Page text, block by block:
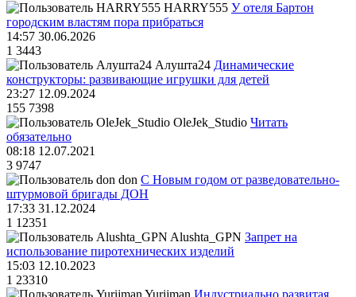
HARRY555 У отеля Бартон
городским властям пора прибраться
14:57 30.06.2026
1 3443
Алушта24 Динамические
конструкторы: развивающие игрушки для детей
23:27 12.09.2024
155 7398
OleJek_Studio Читать
обязательно
08:18 12.07.2021
3 9747
don С Новым годом от разведовательно-
штурмовой бригады ДОН
17:33 31.12.2024
1 12351
Alushta_GPN Запрет на
использование пиротехнических изделий
15:03 12.10.2023
1 23310